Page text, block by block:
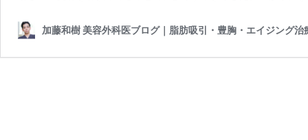
加藤和樹 美容外科医ブログ｜脂肪吸引・豊胸・エイジング治